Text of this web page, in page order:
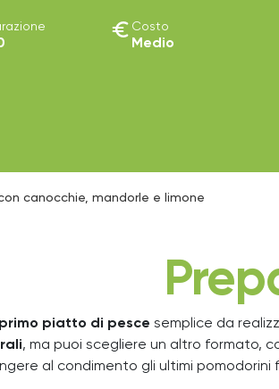
euro Costo
Medio
canocchie, mandorle e limone
primo piatto di pesce semplice da
, ma puoi scegliere un altro formato,
al condimento gli ultimi pomodorini